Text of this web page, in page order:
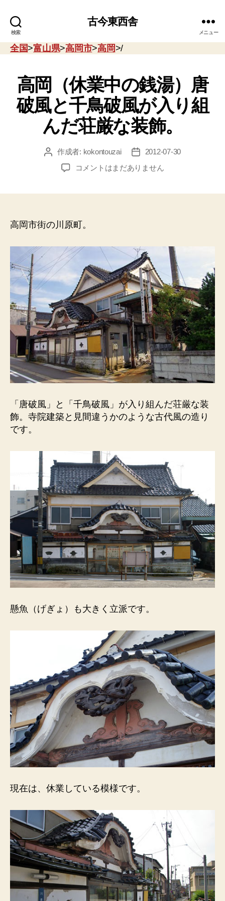
検索
古今東西舎
メニュー
全国>富山県>高岡市>高岡>/
高岡（休業中の銭湯）唐
破風と千鳥破風が入り組
んだ荘厳な装飾。
投 作成者: kokontouzai
投
稿
日
2012-07-30
高
の
湯）
唐
風
と
千
鳥
破
風
が
入
り
組
だ
荘
厳
へ
の
コメントはまだありません
高岡市街の川原町。
「唐破風」と「千鳥破風」が入り組んだ荘厳な装
飾。寺院建築と見間違うかのような古代風の造り
です。
懸魚（げぎょ）も大きく立派です。
現在は、休業している模様です。